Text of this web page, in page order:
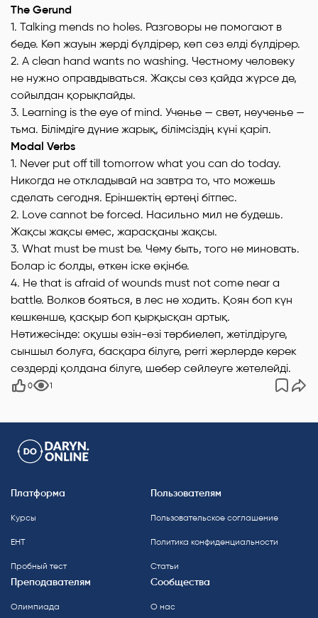
The Gerund
1. Talking mends no holes. Разговоры не помогают в
беде. Көп жауын жерді бүлдірер, көп сөз елді бүлдірер.
2. A clean hand wants no washing. Честному человеку
не нужно оправдываться. Жақсы сөз қайда жүрсе де,
сойылдан қорықпайды.
3. Learning is the eye of mind. Ученье — свет, неученье —
тьма. Білімдіге дүние жарық, білімсіздің күні қapiп.
Modal Verbs
1. Never put off till tomorrow what you can do today.
Никогда не откладывай на завтра то, что можешь
сделать сегодня. Еріншектің ертеңi бітпес.
2. Love cannot be forced. Насильно мил не будешь.
Жақсы жақсы емес, жарасқаны жақсы.
3. What must be must be. Чему быть, того не миновать.
Болар ic болды, өткен іске өқінбе.
4. Не that is afraid of wounds must not come near a
battle. Волков бояться, в лес не ходить. Қоян боп күн
кешкенше, қасқыр боп қырқысқан артық.
Нәтижесінде: оқушы өзiн-өзi тәрбиелеп, жетілдіруге,
сыншыл болуға, басқара білуге, perri жерлерде керек
сөздерді қолдана білуге, шебер сөйлеуге жетелейді.
0 1
Платформа
Курсы
ЕНТ
Пробный тест
Пользователям
Пользовательское соглашение
Политика конфиденциальности
Статьи
Преподавателям
Олимпиада
Сообщества
О нас